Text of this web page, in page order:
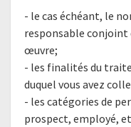
- le cas échéant, le
responsable
œuvre;
- les finalités du
duquel vous avez
- les catégories de
prospect, employé,